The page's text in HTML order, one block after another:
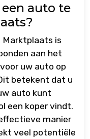
auto te
Marktplaats is
aan het
uw auto op
betekent dat u
auto kunt
een koper vindt.
manier
veel potentiële